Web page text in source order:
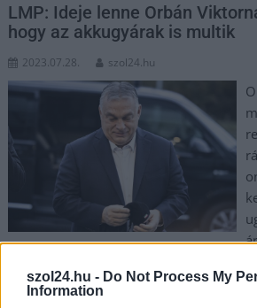
szol24.hu - Do Not Process My
Information
LMP: Ideje lenne Orbán
hogy az akkugyárak is multik
2023.07.28. szol24.hu
viselkednek, mert olyankor is emelik az
nincs oka, csak kihasználják, hogy